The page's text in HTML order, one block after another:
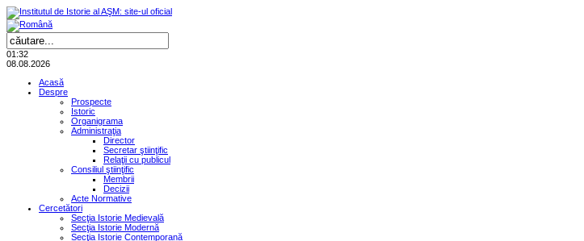
01:32
08.08.2026
Acasă
Despre
Prospecte
Istoric
Organigrama
Administraţia
Director
Secretar ştiinţific
Relaţii cu publicul
Consiliul ştiinţific
Membrii
Decizii
Acte Normative
Cercetători
Secţia Istorie Medievală
Secţia Istorie Modernă
Secţia Istorie Contemporană